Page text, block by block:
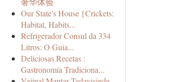
Our State's House {Crickets:
Habitat, Habits...
Refrigerador Consul da 334
Litros: O Guia...
Deliciosas Recetas :
Gastronomía Tradiciona...